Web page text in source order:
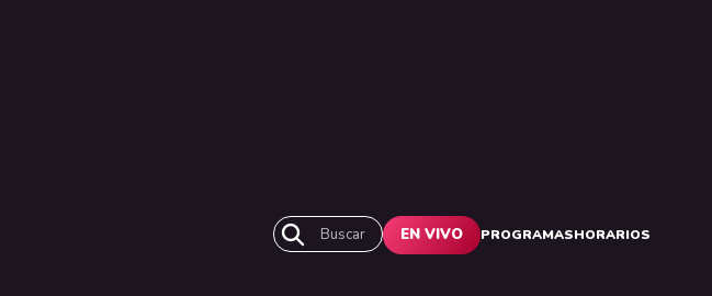
Buscar EN VIVO PROGRAMASHORARIOS